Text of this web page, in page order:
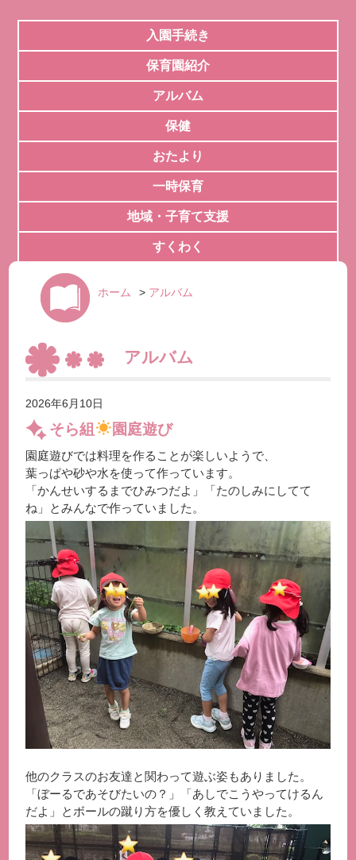
入園手続き
保育園紹介
アルバム
保健
おたより
一時保育
地域・子育て支援
すくわく
ホーム > アルバム
アルバム
2026年6月10日
そら組 園庭遊び
園庭遊びでは料理を作ることが楽しいようで、
葉っぱや砂や水を使って作っています。
「かんせいするまでひみつだよ」「たのしみにしてて
ね」とみんなで作っていました。
他のクラスのお友達と関わって遊ぶ姿もありました。
「ぼーるであそびたいの？」「あしでこうやってけるん
だよ」とボールの蹴り方を優しく教えていました。